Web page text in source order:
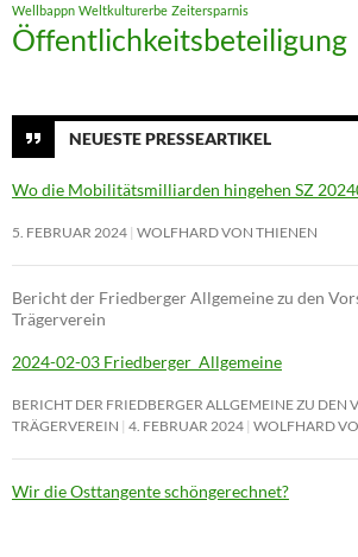
Wellbappn Weltkulturerbe Zeitersparnis
Öffentlichkeitsbeteiligung
NEUESTE PRESSEARTIKEL
Wo die Mobilitätsmilliarden hingehen SZ
5. FEBRUAR 2024 WOLFHARD VON THIENEN
Bericht der Friedberger Allgemeine zu den
Trägerverein
2024-02-03 Friedberger_Allgemeine
BERICHT DER FRIEDBERGER ALLGEMEINE ZU DEN
TRÄGERVEREIN 4. FEBRUAR 2024 WOLFHARD
Wir die Osttangente schöngerechnet?